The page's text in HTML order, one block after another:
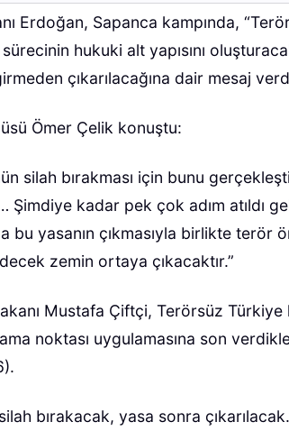
Erdoğan, Sapanca kampında,
sürecinin hukuki alt yapısını
çıkarılacağına dair mesaj
Ömer Çelik konuştu:
silah bırakması için bunu
Şimdiye kadar pek çok adım atıldı
bu yasanın çıkmasıyla birlikte terör
zemin ortaya çıkacaktır.”
Mustafa Çiftçi, Terörsüz
noktası uygulamasına son
bırakacak, yasa sonra